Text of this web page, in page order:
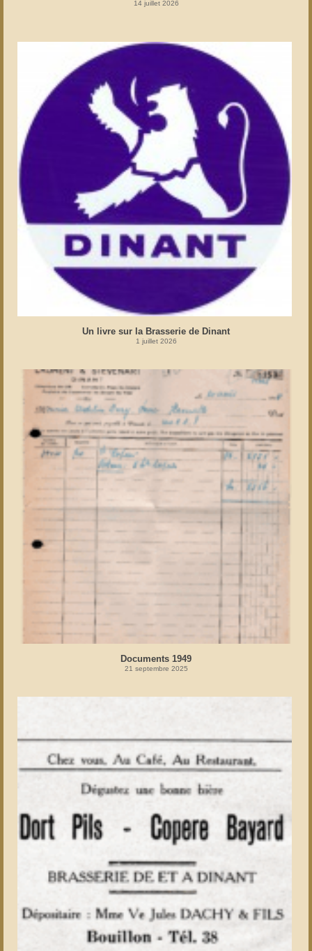
14 juillet 2026
Un livre sur la Brasserie de Dinant
1 juillet 2026
Documents 1949
21 septembre 2025